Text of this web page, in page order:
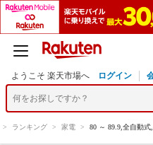
ようこそ 楽天市場へ ログイン
> ランキング > 家電 > 80 ～ 89.9,全自動式